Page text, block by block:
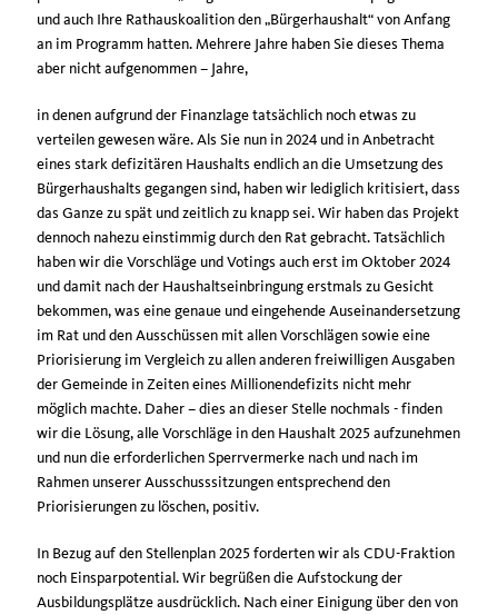
und auch Ihre Rathauskoalition den „Bürgerhaushalt“ von Anfang
an im Programm hatten. Mehrere Jahre haben Sie dieses Thema
aber nicht aufgenommen – Jahre,
in denen aufgrund der Finanzlage tatsächlich noch etwas zu
verteilen gewesen wäre. Als Sie nun in 2024 und in Anbetracht
eines stark defizitären Haushalts endlich an die Umsetzung des
Bürgerhaushalts gegangen sind, haben wir lediglich kritisiert, dass
das Ganze zu spät und zeitlich zu knapp sei. Wir haben das Projekt
dennoch nahezu einstimmig durch den Rat gebracht. Tatsächlich
haben wir die Vorschläge und Votings auch erst im Oktober 2024
und damit nach der Haushaltseinbringung erstmals zu Gesicht
bekommen, was eine genaue und eingehende Auseinandersetzung
im Rat und den Ausschüssen mit allen Vorschlägen sowie eine
Priorisierung im Vergleich zu allen anderen freiwilligen Ausgaben
der Gemeinde in Zeiten eines Millionendefizits nicht mehr
möglich machte. Daher – dies an dieser Stelle nochmals - finden
wir die Lösung, alle Vorschläge in den Haushalt 2025 aufzunehmen
und nun die erforderlichen Sperrvermerke nach und nach im
Rahmen unserer Ausschusssitzungen entsprechend den
Priorisierungen zu löschen, positiv.
In Bezug auf den Stellenplan 2025 forderten wir als CDU-Fraktion
noch Einsparpotential. Wir begrüßen die Aufstockung der
Ausbildungsplätze ausdrücklich. Nach einer Einigung über den von